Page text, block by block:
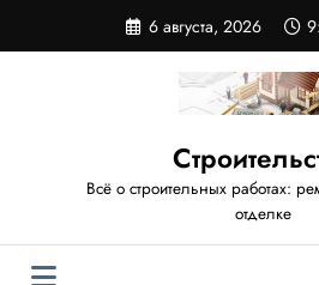
содержимому
6 августа, 2026
Всё о строительных работах:
отделке